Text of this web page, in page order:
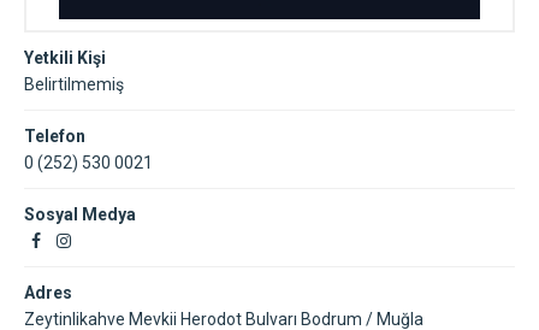
Yetkili Kişi
Belirtilmemiş
Telefon
0 (252) 530 0021
Sosyal Medya
Adres
Zeytinlikahve Mevkii Herodot Bulvarı Bodrum / Muğla